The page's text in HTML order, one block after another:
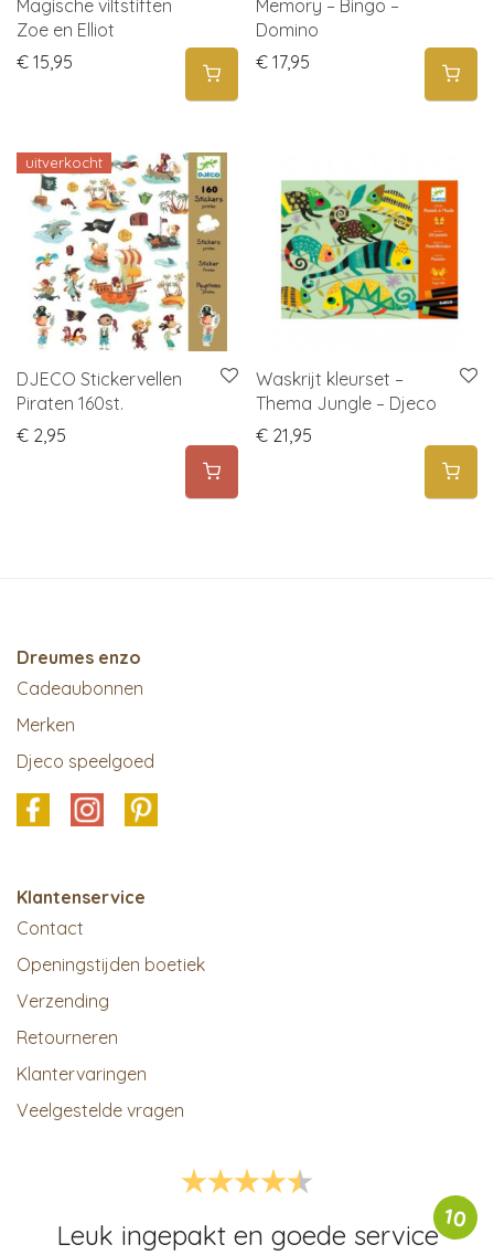
Magische viltstiften
Zoe en Elliot
€ 15,95
Memory – Bingo –
Domino
€ 17,95
uitverkocht
DJECO Stickervellen
Piraten 160st.
€ 2,95
Waskrijt kleurset –
Thema Jungle – Djeco
€ 21,95
Dreumes enzo
Cadeaubonnen
Merken
Djeco speelgoed
Klantenservice
Contact
Openingstijden boetiek
Verzending
Retourneren
Klantervaringen
Veelgestelde vragen
10
Leuk ingepakt en goede service